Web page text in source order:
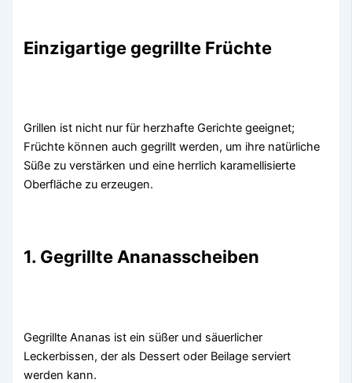
Einzigartige gegrillte Früchte
Grillen ist nicht nur für herzhafte Gerichte geeignet;
Früchte können auch gegrillt werden, um ihre natürliche
Süße zu verstärken und eine herrlich karamellisierte
Oberfläche zu erzeugen.
1. Gegrillte Ananasscheiben
Gegrillte Ananas ist ein süßer und säuerlicher
Leckerbissen, der als Dessert oder Beilage serviert
werden kann.